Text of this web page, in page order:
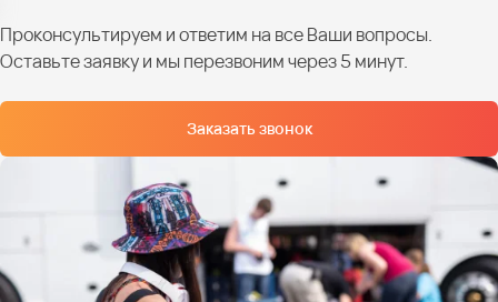
Проконсультируем и ответим на все Ваши вопросы.
Оставьте заявку и мы перезвоним через 5 минут.
Заказать звонок